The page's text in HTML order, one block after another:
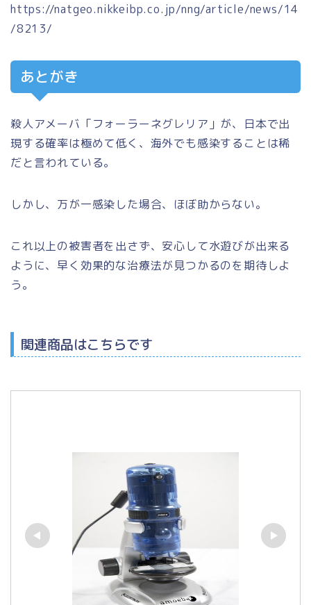
https://natgeo.nikkeibp.co.jp/nng/article/news/14
/8213/
あとがき
殺人アメーバ「フォーラーネグレリア」が、日本で出
現する確率は極めて低く、海外でも感染することは稀
だと言われている。
しかし、万が一感染した場合、ほぼ助からない。
これ以上の被害者を出さず、安心して水遊びが出来る
ように、早く効果的な治療法が見つかるのを期待しよ
う。
関連商品はこちらです